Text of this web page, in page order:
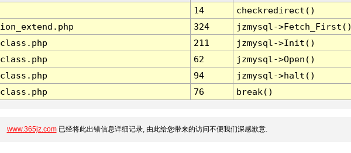
14
checkredirect()
324
jzmysql-
211
jzmysql->Init()
62
jzmysql->Open()
94
jzmysql->halt()
76 break()
www.365jz.com已经将此出错信息详细记录, 由此给您带来的访问不便我们深感歉意.